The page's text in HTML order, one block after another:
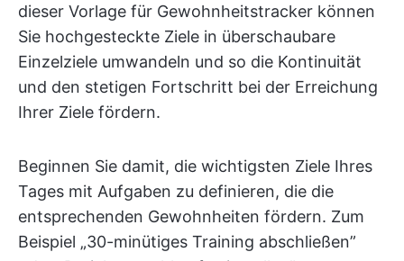
dieser Vorlage für Gewohnheitstracker können
Sie hochgesteckte Ziele in überschaubare
Einzelziele umwandeln und so die Kontinuität
und den stetigen Fortschritt bei der Erreichung
Ihrer Ziele fördern.
Beginnen Sie damit, die wichtigsten Ziele Ihres
Tages mit Aufgaben zu definieren, die die
entsprechenden Gewohnheiten fördern. Zum
Beispiel „30-minütiges Training abschließen”